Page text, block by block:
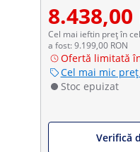
8.438,00
Cel mai ieftin preț în
a fost: 9.199,00 RON
Ofertă limitată
Cel mai mic
Stoc epuizat
Verifică